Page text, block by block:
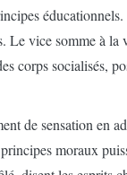
Le vice somme à la
corps socialisés,
de sensation en
moraux